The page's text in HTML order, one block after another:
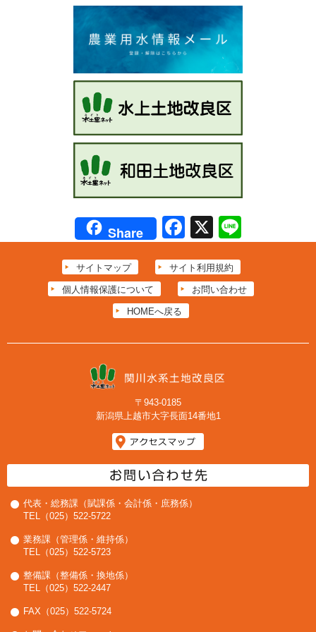
Share Facebook
X
サイトマップ サイト利用規約
個人情報保護について お問い合わせ
HOMEへ戻る
〒943-0185
新潟県上越市大字長面14番地1
代表・総務課（賦課係・会計係・庶務係）
TEL（025）522-5722
業務課（管理係・維持係）
TEL（025）522-5723
整備課（整備係・換地係）
TEL（025）522-2447
FAX（025）522-5724